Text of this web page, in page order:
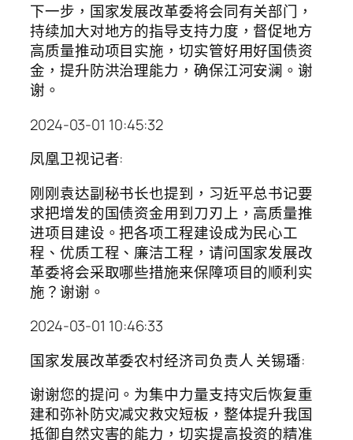
下一步，国家发展改革委将会同有关部门，
持续加大对地方的指导支持力度，督促地方
高质量推动项目实施，切实管好用好国债资
金，提升防洪治理能力，确保江河安澜。谢
谢。
2024-03-01 10:45:32
凤凰卫视记者:
刚刚袁达副秘书长也提到，习近平总书记要
求把增发的国债资金用到刀刃上，高质量推
进项目建设。把各项工程建设成为民心工
程、优质工程、廉洁工程，请问国家发展改
革委将会采取哪些措施来保障项目的顺利实
施？谢谢。
2024-03-01 10:46:33
国家发展改革委农村经济司负责人 关锡璠:
谢谢您的提问。为集中力量支持灾后恢复重
建和弥补防灾减灾救灾短板，整体提升我国
抵御自然灾害的能力，切实提高投资的精准